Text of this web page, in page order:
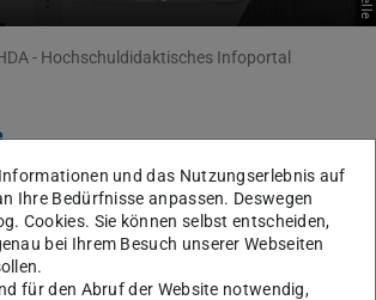
- Hochschuldidaktisches Infoportal
und das Nutzungserlebnis auf
Ihre Bedürfnisse anpassen. Deswegen
Cookies. Sie können selbst entscheiden,
bei Ihrem Besuch unserer Webseiten
für den Abruf der Website notwendig,